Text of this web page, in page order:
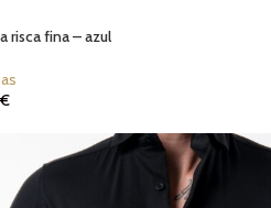
risca fina – azul
€